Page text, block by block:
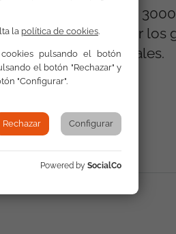
ayuda asciende a
consiste en sufragar los
250 euros mensuales.
la política de cookies.
pulsando el botón
el botón "Rechazar" y
"Configurar".
Rechazar Configurar
Powered by SocialCo